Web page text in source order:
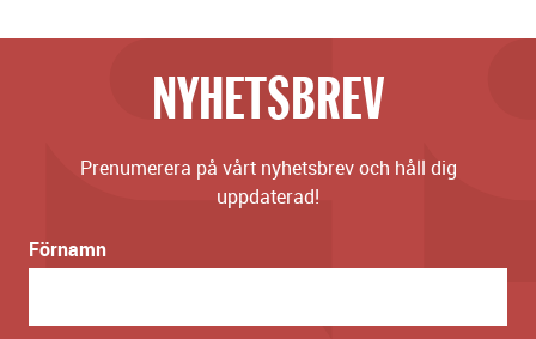
NYHETSBREV
Prenumerera på vårt nyhetsbrev och håll dig
uppdaterad!
Förnamn